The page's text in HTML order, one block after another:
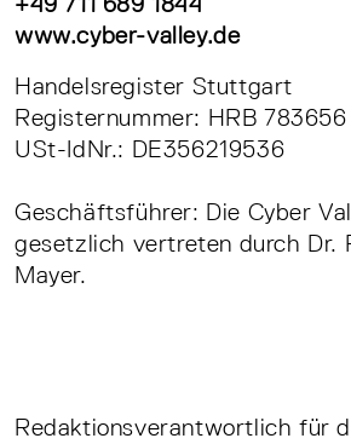
www.cyber-valley.de
Handelsregister Stuttgart
Registernummer: HRB 783656
USt-IdNr.: DE356219536
Geschäftsführer: Die Cyber
gesetzlich vertreten durch Dr.
Mayer.
Redaktionsverantwortlich für